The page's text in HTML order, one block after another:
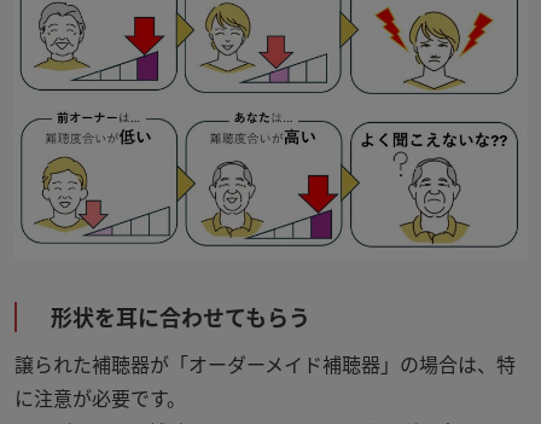
形状を耳に合わせてもらう
譲られた補聴器が「オーダーメイド補聴器」の場合は、特
に注意が必要です。